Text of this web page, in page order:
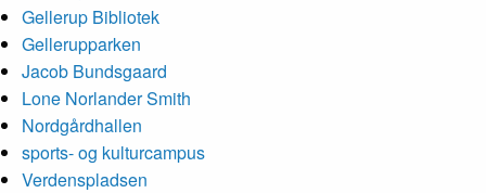
Gellerup Bibliotek
Gellerupparken
Jacob Bundsgaard
Lone Norlander Smith
Nordgårdhallen
sports- og kulturcampus
Verdenspladsen